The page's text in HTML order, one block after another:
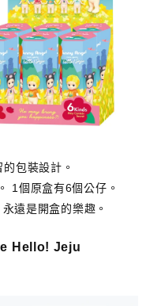
包裝設計。
1個原盒有6個公仔。
遠是開盒的樂趣。
Hello! Jeju